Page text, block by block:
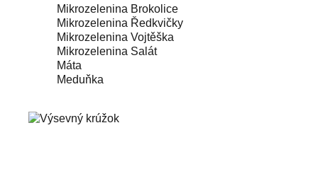
Mikrozelenina Brokolice
Mikrozelenina Ředkvičky
Mikrozelenina Vojtěška
Mikrozelenina Salát
Máta
Meduňka